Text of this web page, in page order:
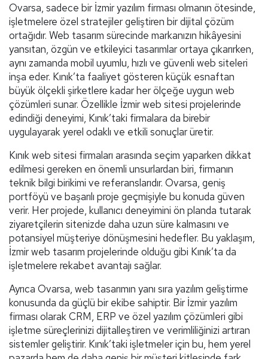
Ovarsa, sadece bir İzmir yazılım firması olmanın ötesinde,
işletmelere özel stratejiler geliştiren bir dijital çözüm
ortağıdır. Web tasarım sürecinde markanızın hikâyesini
yansıtan, özgün ve etkileyici tasarımlar ortaya çıkarırken,
aynı zamanda mobil uyumlu, hızlı ve güvenli web siteleri
inşa eder. Kınık’ta faaliyet gösteren küçük esnaftan
büyük ölçekli şirketlere kadar her ölçeğe uygun web
çözümleri sunar. Özellikle İzmir web sitesi projelerinde
edindiği deneyimi, Kınık’taki firmalara da birebir
uygulayarak yerel odaklı ve etkili sonuçlar üretir.
Kınık web sitesi firmaları arasında seçim yaparken dikkat
edilmesi gereken en önemli unsurlardan biri, firmanın
teknik bilgi birikimi ve referanslarıdır. Ovarsa, geniş
portföyü ve başarılı proje geçmişiyle bu konuda güven
verir. Her projede, kullanıcı deneyimini ön planda tutarak
ziyaretçilerin sitenizde daha uzun süre kalmasını ve
potansiyel müşteriye dönüşmesini hedefler. Bu yaklaşım,
İzmir web tasarım projelerinde olduğu gibi Kınık’ta da
işletmelere rekabet avantajı sağlar.
Ayrıca Ovarsa, web tasarımın yanı sıra yazılım geliştirme
konusunda da güçlü bir ekibe sahiptir. Bir İzmir yazılım
firması olarak CRM, ERP ve özel yazılım çözümleri gibi
işletme süreçlerinizi dijitalleştiren ve verimliliğinizi artıran
sistemler geliştirir. Kınık’taki işletmeler için bu, hem yerel